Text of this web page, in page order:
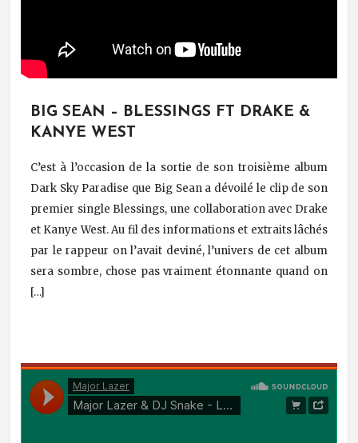
BIG SEAN – BLESSINGS FT DRAKE &
KANYE WEST
C’est à l’occasion de la sortie de son troisième album
Dark Sky Paradise que Big Sean a dévoilé le clip de son
premier single Blessings, une collaboration avec Drake
et Kanye West. Au fil des informations et extraits lâchés
par le rappeur on l’avait deviné, l’univers de cet album
sera sombre, chose pas vraiment étonnante quand on
[…]